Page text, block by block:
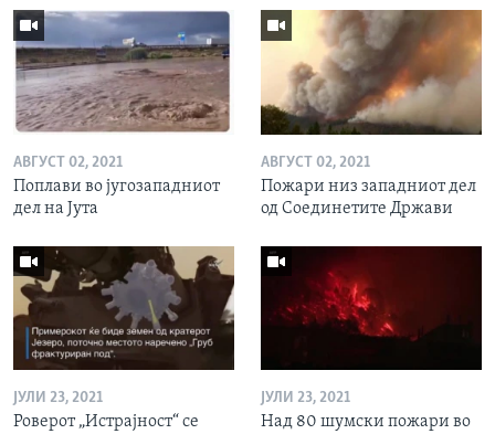
АВГУСТ 02, 2021
Поплави во југозападниот
дел на Јута
АВГУСТ 02, 2021
Пожари низ западниот дел
од Соединетите Држави
ЈУЛИ 23, 2021
Роверот „Истрајност“ се
ЈУЛИ 23, 2021
Над 80 шумски пожари во